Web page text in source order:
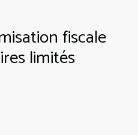
fiscale
limités